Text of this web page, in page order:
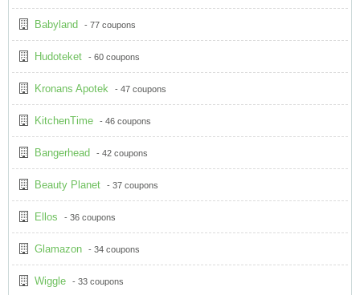
Babyland - 77 coupons
Hudoteket - 60 coupons
Kronans Apotek - 47 coupons
KitchenTime - 46 coupons
Bangerhead - 42 coupons
Beauty Planet - 37 coupons
Ellos - 36 coupons
Glamazon - 34 coupons
Wiggle - 33 coupons